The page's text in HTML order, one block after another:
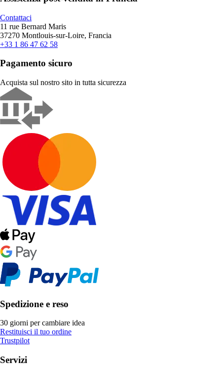
Contattaci
11 rue Bernard Maris
37270 Montlouis-sur-Loire, Francia
+33 1 86 47 62 58
Pagamento sicuro
Acquista sul nostro sito in tutta sicurezza
Spedizione e reso
30 giorni per cambiare idea
Restituisci il tuo ordine
Trustpilot
Servizi